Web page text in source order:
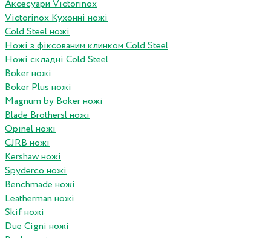
Аксесуари Victorinox
Victorinox Кухонні ножі
Cold Steel ножі
Ножі з фіксованим клинком Cold Steel
Ножі складні Cold Steel
Boker ножі
Boker Plus ножі
Magnum by Boker ножі
Blade Brothersl ножі
Opinel ножі
CJRB ножі
Kershaw ножі
Spyderco ножі
Benchmade ножі
Leatherman ножі
Skif ножі
Due Cigni ножі